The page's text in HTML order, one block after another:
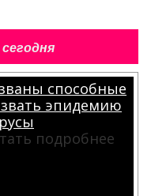
способные
эпидемию
подробнее